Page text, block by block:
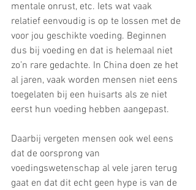
mentale onrust, etc. Iets wat vaak
relatief eenvoudig is op te lossen met de
voor jou geschikte voeding. Beginnen
dus bij voeding en dat is helemaal niet
zo’n rare gedachte. In China doen ze het
al jaren, vaak worden mensen niet eens
toegelaten bij een huisarts als ze niet
eerst hun voeding hebben aangepast.
Daarbij vergeten mensen ook wel eens
dat de oorsprong van
voedingswetenschap al vele jaren terug
gaat en dat dit echt geen hype is van de